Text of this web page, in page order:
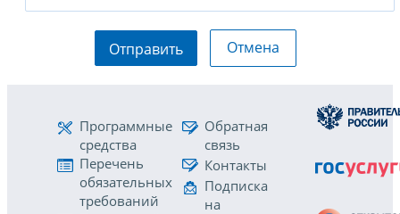
Отправить Отмена
Программные
средства
Перечень
обязательных
требований
Обратная
связь
Контакты
Подписка
на